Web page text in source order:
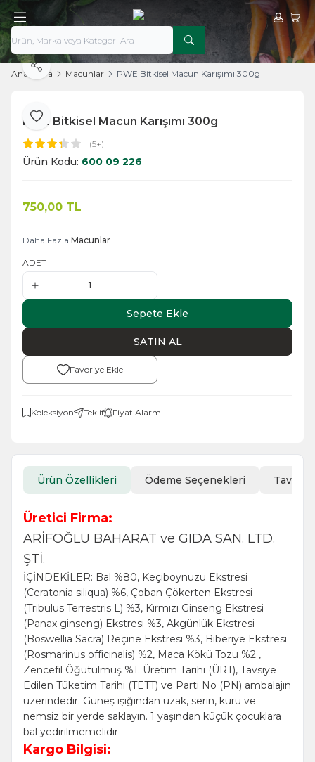
Hesabım
Ana Sayfa Macunlar PWE Bitkisel Macun Karışımı 300g
Favoriye Ekle
Paylaş
PWE Bitkisel Macun Karışımı 300g
(5+)
Ürün Kodu: 600 09 226
750,00 TL
Daha Fazla Macunlar
ADET
Sepete Ekle
SATIN AL
Favoriye Ekle
Koleksiyon Teklif Fiyat Alarmı
Ürün Özellikleri Ödeme Seçenekleri Tavsiye
Üretici Firma:
ARİFOĞLU BAHARAT ve GIDA SAN. LTD.
ŞTİ.
İÇİNDEKİLER: Bal %80, Keçiboynuzu Ekstresi
(Ceratonia siliqua) %6, Çoban Çökerten Ekstresi
(Tribulus Terrestris L) %3, Kırmızı Ginseng Ekstresi
(Panax ginseng) Ekstresi %3, Akgünlük Ekstresi
(Boswellia Sacra) Reçine Ekstresi %3, Biberiye Ekstresi
(Rosmarinus officinalis) %2, Maca Kökü Tozu %2 ,
Zencefil Öğütülmüş %1. Üretim Tarihi (ÜRT), Tavsiye
Edilen Tüketim Tarihi (TETT) ve Parti No (PN) ambalajın
üzerindedir. Güneş ışığından uzak, serin, kuru ve
nemsiz bir yerde saklayın. 1 yaşından küçük çocuklara
bal yedirilmemelidir
Kargo Bilgisi: